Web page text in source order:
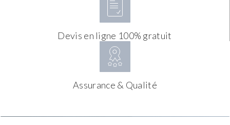
Devis en ligne 100% gratuit
Assurance & Qualité